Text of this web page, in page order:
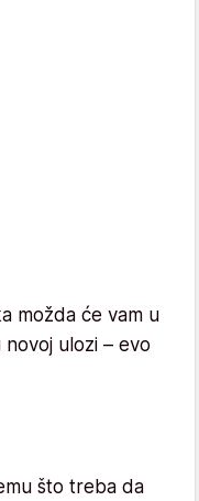
možda će vam u
ulozi – evo
što treba da